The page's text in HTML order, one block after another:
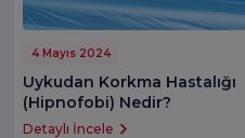
4 Mayıs 2024
Uykudan Korkma Hastalığı
(Hipnofobi) Nedir?
Detaylı İncele